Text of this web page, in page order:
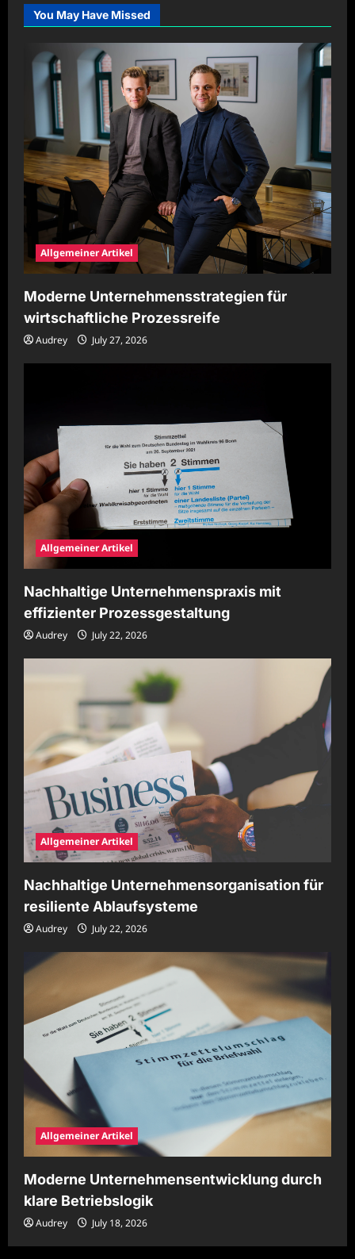
You May Have Missed
Allgemeiner Artikel
Moderne Unternehmensstrategien für
wirtschaftliche Prozessreife
Audrey July 27, 2026
Allgemeiner Artikel
Nachhaltige Unternehmenspraxis mit
effizienter Prozessgestaltung
Audrey July 22, 2026
Allgemeiner Artikel
Nachhaltige Unternehmensorganisation für
resiliente Ablaufsysteme
Audrey July 22, 2026
Allgemeiner Artikel
Moderne Unternehmensentwicklung durch
klare Betriebslogik
Audrey July 18, 2026